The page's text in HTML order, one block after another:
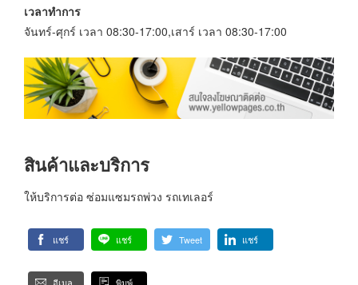
เวลาทำการ
จันทร์-ศุกร์ เวลา 08:30-17:00,เสาร์ เวลา 08:30-17:00
สินค้าและบริการ
ให้บริการต่อ ซ่อมแซมรถพ่วง รถเทเลอร์
แชร์ แชร์ Tweet แชร์
อีเมล พิมพ์